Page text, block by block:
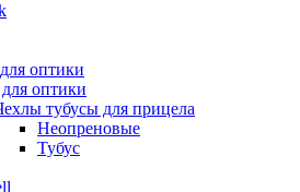
оптики
оптики
тубусы для прицела
Неопреновые
Тубус